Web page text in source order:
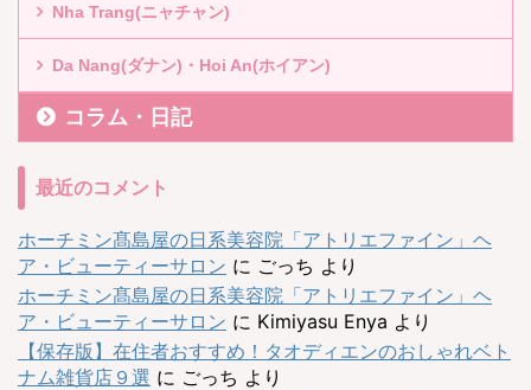
Nha Trang(ニャチャン)
Da Nang(ダナン)・Hoi An(ホイアン)
コラム・日記
最近のコメント
ホーチミン髙島屋の日系美容院「アトリエファイン」ヘ
ア・ビューティーサロン に ごっち より
ホーチミン髙島屋の日系美容院「アトリエファイン」ヘ
ア・ビューティーサロン に Kimiyasu Enya より
【保存版】在住者おすすめ！タオディエンのおしゃれベト
ナム雑貨店９選 に ごっち より